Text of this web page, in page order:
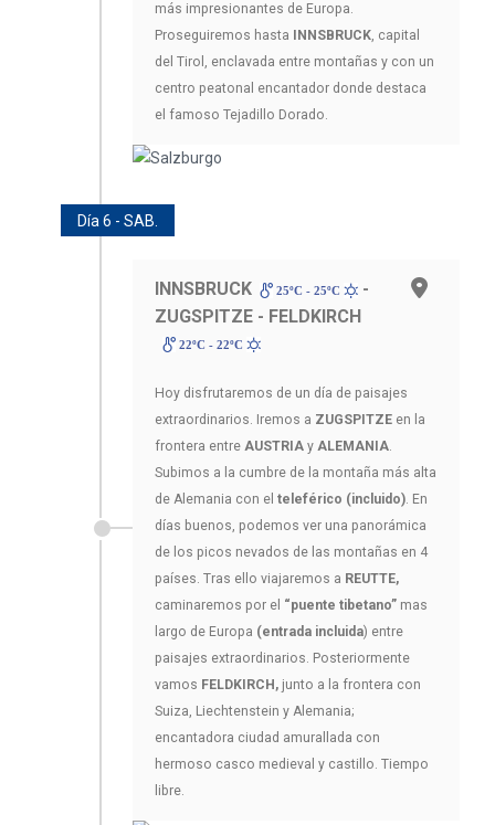
más impresionantes de Europa.
Proseguiremos hasta INNSBRUCK, capital
del Tirol, enclavada entre montañas y con un
centro peatonal encantador donde destaca
el famoso Tejadillo Dorado.
Día 6 - SAB.
INNSBRUCK 25ºC - 25ºC
-
ZUGSPITZE - FELDKIRCH
22ºC - 22ºC
Hoy disfrutaremos de un día de paisajes
extraordinarios. Iremos a ZUGSPITZE en la
frontera entre AUSTRIA y ALEMANIA.
Subimos a la cumbre de la montaña más alta
de Alemania con el teleférico (incluido). En
días buenos, podemos ver una panorámica
de los picos nevados de las montañas en 4
países. Tras ello viajaremos a REUTTE,
caminaremos por el “puente tibetano” mas
largo de Europa (entrada incluida) entre
paisajes extraordinarios. Posteriormente
vamos FELDKIRCH, junto a la frontera con
Suiza, Liechtenstein y Alemania;
encantadora ciudad amurallada con
hermoso casco medieval y castillo. Tiempo
libre.